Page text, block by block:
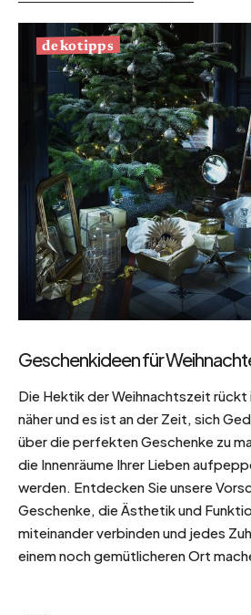
dekotipps
Geschenkideen für
Die Hektik der Weihnachtszeit rückt
näher und es ist an der Zeit, sich
über die perfekten Geschenke zu
die Innenräume Ihrer Lieben
werden. Entdecken Sie unsere
Geschenke, die Ästhetik und
miteinander verbinden und jedes
einem noch gemütlicheren Ort